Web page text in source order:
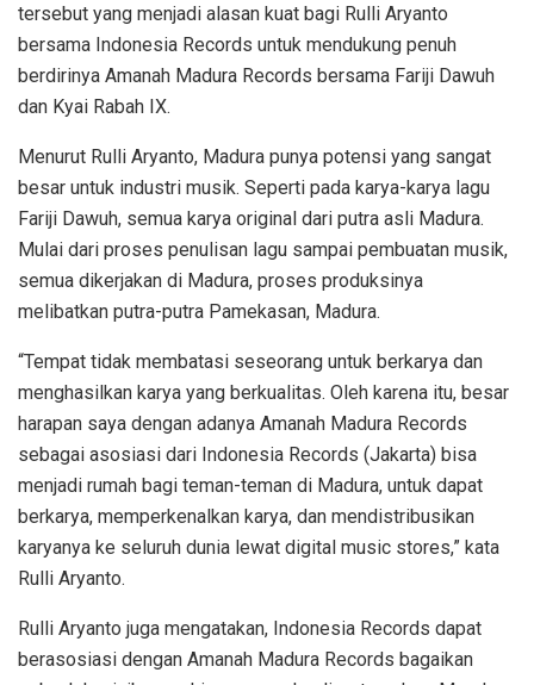
tersebut yang menjadi alasan kuat bagi Rulli Aryanto
bersama Indonesia Records untuk mendukung penuh
berdirinya Amanah Madura Records bersama Fariji Dawuh
dan Kyai Rabah IX.
Menurut Rulli Aryanto, Madura punya potensi yang sangat
besar untuk industri musik. Seperti pada karya-karya lagu
Fariji Dawuh, semua karya original dari putra asli Madura.
Mulai dari proses penulisan lagu sampai pembuatan musik,
semua dikerjakan di Madura, proses produksinya
melibatkan putra-putra Pamekasan, Madura.
“Tempat tidak membatasi seseorang untuk berkarya dan
menghasilkan karya yang berkualitas. Oleh karena itu, besar
harapan saya dengan adanya Amanah Madura Records
sebagai asosiasi dari Indonesia Records (Jakarta) bisa
menjadi rumah bagi teman-teman di Madura, untuk dapat
berkarya, memperkenalkan karya, dan mendistribusikan
karyanya ke seluruh dunia lewat digital music stores,” kata
Rulli Aryanto.
Rulli Aryanto juga mengatakan, Indonesia Records dapat
berasosiasi dengan Amanah Madura Records bagaikan